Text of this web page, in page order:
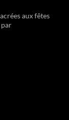
aux fêtes